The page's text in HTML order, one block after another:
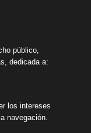
público,
dedicada a:
los intereses
navegación.